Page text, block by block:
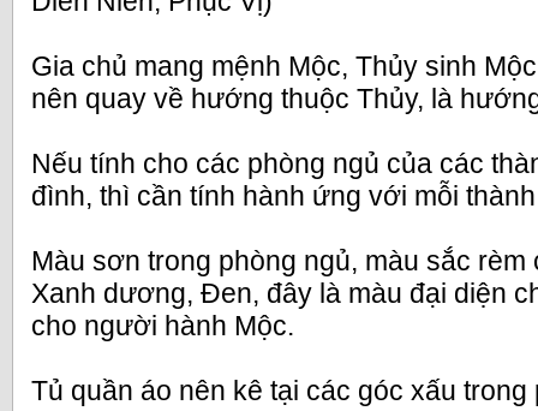
Gia chủ mang mệnh Mộc, Thủy sinh
nên quay về hướng thuộc Thủy, là
Nếu tính cho các phòng ngủ của các
đình, thì cần tính hành ứng với mỗi
Màu sơn trong phòng ngủ, màu sắc
Xanh dương, Đen, đây là màu đại diện
cho người hành Mộc.
Tủ quần áo nên kê tại các góc xấu